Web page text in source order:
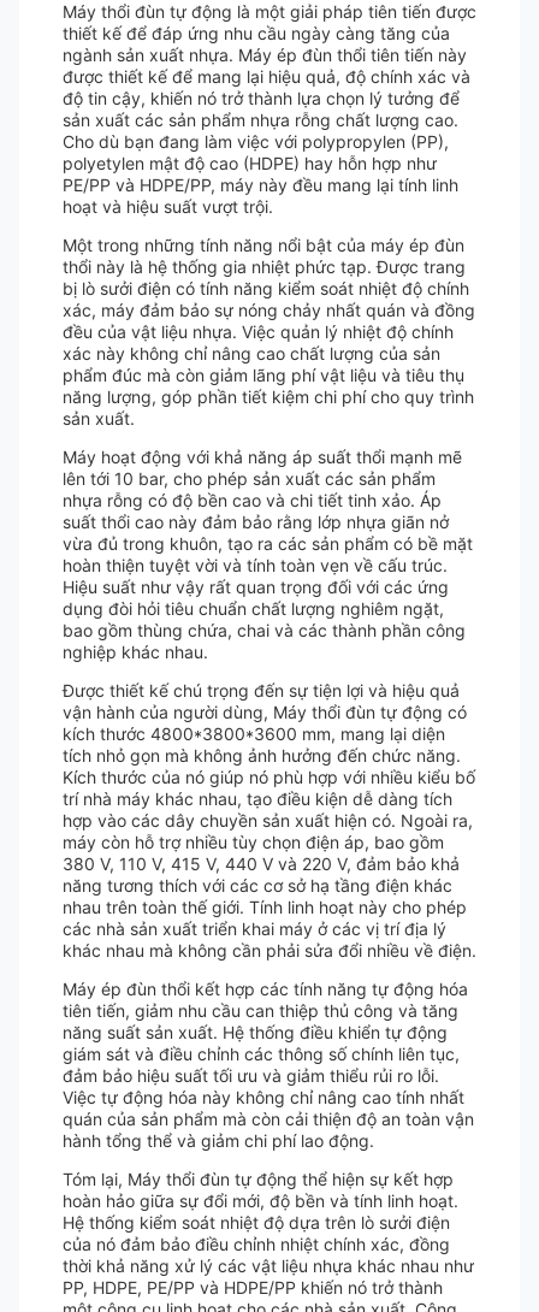
Máy thổi đùn tự động là một giải pháp tiên tiến được
thiết kế để đáp ứng nhu cầu ngày càng tăng của
ngành sản xuất nhựa. Máy ép đùn thổi tiên tiến này
được thiết kế để mang lại hiệu quả, độ chính xác và
độ tin cậy, khiến nó trở thành lựa chọn lý tưởng để
sản xuất các sản phẩm nhựa rỗng chất lượng cao.
Cho dù bạn đang làm việc với polypropylen (PP),
polyetylen mật độ cao (HDPE) hay hỗn hợp như
PE/PP và HDPE/PP, máy này đều mang lại tính linh
hoạt và hiệu suất vượt trội.
Một trong những tính năng nổi bật của máy ép đùn
thổi này là hệ thống gia nhiệt phức tạp. Được trang
bị lò sưởi điện có tính năng kiểm soát nhiệt độ chính
xác, máy đảm bảo sự nóng chảy nhất quán và đồng
đều của vật liệu nhựa. Việc quản lý nhiệt độ chính
xác này không chỉ nâng cao chất lượng của sản
phẩm đúc mà còn giảm lãng phí vật liệu và tiêu thụ
năng lượng, góp phần tiết kiệm chi phí cho quy trình
sản xuất.
Máy hoạt động với khả năng áp suất thổi mạnh mẽ
lên tới 10 bar, cho phép sản xuất các sản phẩm
nhựa rỗng có độ bền cao và chi tiết tinh xảo. Áp
suất thổi cao này đảm bảo rằng lớp nhựa giãn nở
vừa đủ trong khuôn, tạo ra các sản phẩm có bề mặt
hoàn thiện tuyệt vời và tính toàn vẹn về cấu trúc.
Hiệu suất như vậy rất quan trọng đối với các ứng
dụng đòi hỏi tiêu chuẩn chất lượng nghiêm ngặt,
bao gồm thùng chứa, chai và các thành phần công
nghiệp khác nhau.
Được thiết kế chú trọng đến sự tiện lợi và hiệu quả
vận hành của người dùng, Máy thổi đùn tự động có
kích thước 4800*3800*3600 mm, mang lại diện
tích nhỏ gọn mà không ảnh hưởng đến chức năng.
Kích thước của nó giúp nó phù hợp với nhiều kiểu bố
trí nhà máy khác nhau, tạo điều kiện dễ dàng tích
hợp vào các dây chuyền sản xuất hiện có. Ngoài ra,
máy còn hỗ trợ nhiều tùy chọn điện áp, bao gồm
380 V, 110 V, 415 V, 440 V và 220 V, đảm bảo khả
năng tương thích với các cơ sở hạ tầng điện khác
nhau trên toàn thế giới. Tính linh hoạt này cho phép
các nhà sản xuất triển khai máy ở các vị trí địa lý
khác nhau mà không cần phải sửa đổi nhiều về điện.
Máy ép đùn thổi kết hợp các tính năng tự động hóa
tiên tiến, giảm nhu cầu can thiệp thủ công và tăng
năng suất sản xuất. Hệ thống điều khiển tự động
giám sát và điều chỉnh các thông số chính liên tục,
đảm bảo hiệu suất tối ưu và giảm thiểu rủi ro lỗi.
Việc tự động hóa này không chỉ nâng cao tính nhất
quán của sản phẩm mà còn cải thiện độ an toàn vận
hành tổng thể và giảm chi phí lao động.
Tóm lại, Máy thổi đùn tự động thể hiện sự kết hợp
hoàn hảo giữa sự đổi mới, độ bền và tính linh hoạt.
Hệ thống kiểm soát nhiệt độ dựa trên lò sưởi điện
của nó đảm bảo điều chỉnh nhiệt chính xác, đồng
thời khả năng xử lý các vật liệu nhựa khác nhau như
PP, HDPE, PE/PP và HDPE/PP khiến nó trở thành